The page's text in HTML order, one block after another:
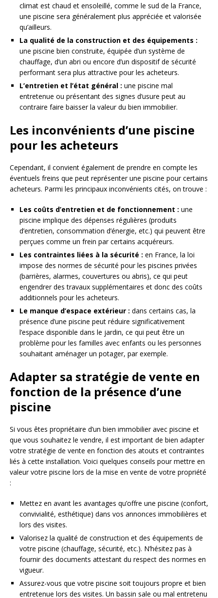
climat est chaud et ensoleillé, comme le sud de la France,
une piscine sera généralement plus appréciée et valorisée
qu’ailleurs.
La qualité de la construction et des équipements :
une piscine bien construite, équipée d’un système de
chauffage, d’un abri ou encore d’un dispositif de sécurité
performant sera plus attractive pour les acheteurs.
L’entretien et l’état général : une piscine mal
entretenue ou présentant des signes d’usure peut au
contraire faire baisser la valeur du bien immobilier.
Les inconvénients d’une piscine
pour les acheteurs
Cependant, il convient également de prendre en compte les
éventuels freins que peut représenter une piscine pour certains
acheteurs. Parmi les principaux inconvénients cités, on trouve :
Les coûts d’entretien et de fonctionnement : une
piscine implique des dépenses régulières (produits
d’entretien, consommation d’énergie, etc.) qui peuvent être
perçues comme un frein par certains acquéreurs.
Les contraintes liées à la sécurité : en France, la loi
impose des normes de sécurité pour les piscines privées
(barrières, alarmes, couvertures ou abris), ce qui peut
engendrer des travaux supplémentaires et donc des coûts
additionnels pour les acheteurs.
Le manque d’espace extérieur : dans certains cas, la
présence d’une piscine peut réduire significativement
l’espace disponible dans le jardin, ce qui peut être un
problème pour les familles avec enfants ou les personnes
souhaitant aménager un potager, par exemple.
Adapter sa stratégie de vente en
fonction de la présence d’une
piscine
Si vous êtes propriétaire d’un bien immobilier avec piscine et
que vous souhaitez le vendre, il est important de bien adapter
votre stratégie de vente en fonction des atouts et contraintes
liés à cette installation. Voici quelques conseils pour mettre en
valeur votre piscine lors de la mise en vente de votre propriété
:
Mettez en avant les avantages qu’offre une piscine (confort,
convivialité, esthétique) dans vos annonces immobilières et
lors des visites.
Valorisez la qualité de construction et des équipements de
votre piscine (chauffage, sécurité, etc.). N’hésitez pas à
fournir des documents attestant du respect des normes en
vigueur.
Assurez-vous que votre piscine soit toujours propre et bien
entretenue lors des visites. Un bassin sale ou mal entretenu